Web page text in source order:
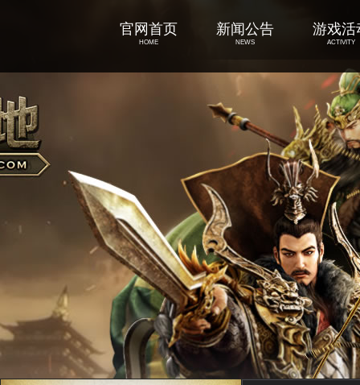
官网首页
HOME
新闻公告
NEWS
游戏活
ACTIVITY